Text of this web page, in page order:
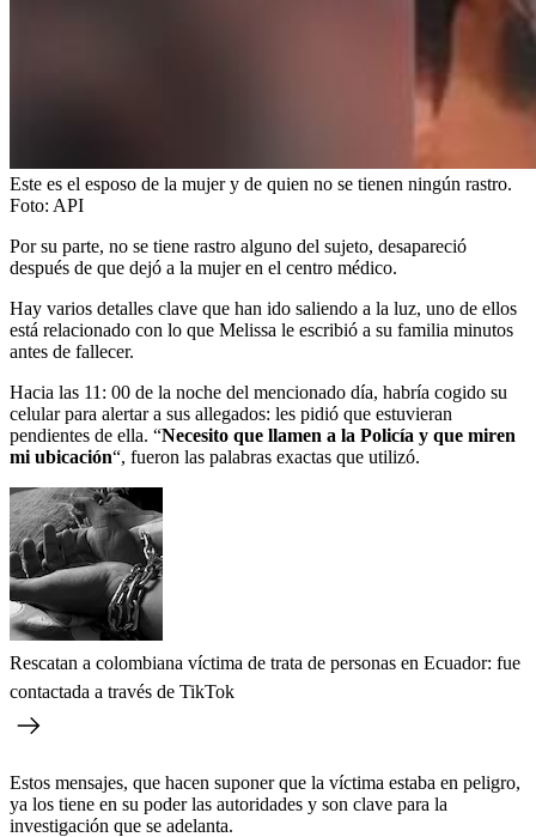
Este es el esposo de la mujer y de quien no se tienen ningún rastro.
Foto: API
Por su parte, no se tiene rastro alguno del sujeto, desapareció
después de que dejó a la mujer en el centro médico.
Hay varios detalles clave que han ido saliendo a la luz, uno de ellos
está relacionado con lo que Melissa le escribió a su familia minutos
antes de fallecer.
Hacia las 11: 00 de la noche del mencionado día, habría cogido su
celular para alertar a sus allegados: les pidió que estuvieran
pendientes de ella. “Necesito que llamen a la Policía y que miren
mi ubicación“, fueron las palabras exactas que utilizó.
Rescatan a colombiana víctima de trata de personas en Ecuador: fue
contactada a través de TikTok
Estos mensajes, que hacen suponer que la víctima estaba en peligro,
ya los tiene en su poder las autoridades y son clave para la
investigación que se adelanta.